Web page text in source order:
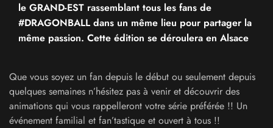
le GRAND-EST rassemblant tous les fans de
#DRAGONBALL dans un même lieu pour partager la
même passion. Cette édition se déroulera en Alsace
Que vous soyez un fan depuis le début ou seulement depuis
quelques semaines n’hésitez pas à venir et découvrir des
animations qui vous rappelleront votre série préférée !! Un
événement familial et fan’tastique et ouvert à tous !!